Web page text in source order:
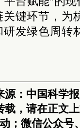
键环节，为
发绿色周转
源：中国科学
载，请在正文
；微信公众号